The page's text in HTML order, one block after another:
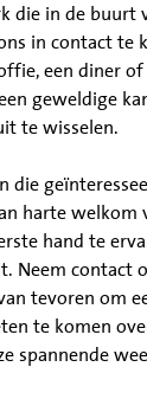
die in de buurt
in contact te
een diner of
geweldige
te wisselen.
die
harte welkom
hand te
Neem contact
tevoren om
te komen
spannende